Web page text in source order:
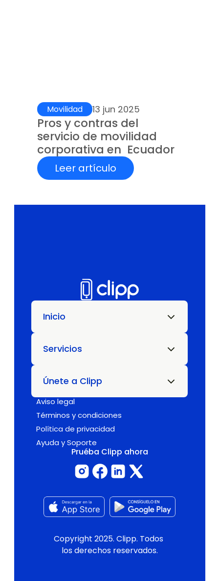
Movilidad 13 jun 2025
Pros y contras del
servicio de movilidad
corporativa en  Ecuador
Leer artículo
Inicio
Servicios
Únete a Clipp
Aviso legal
Términos y condiciones
Política de privacidad
Ayuda y Soporte
Pruéba Clipp ahora
Copyright 2025. Clipp. Todos
los derechos reservados.